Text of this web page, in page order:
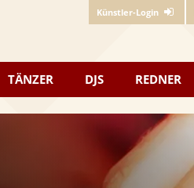
Künstler-Login
TÄNZER DJS REDNER